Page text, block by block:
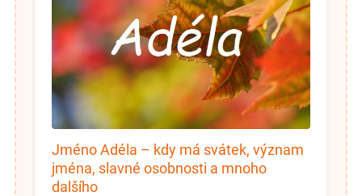
Jméno Adéla – kdy má svátek, význam
jména, slavné osobnosti a mnoho
dalšího